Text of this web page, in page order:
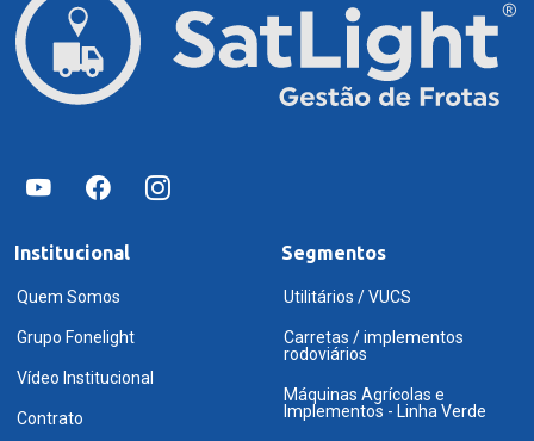
Institucional
Quem Somos
Grupo Fonelight
Vídeo Institucional
Contrato
Segmentos
Utilitários / VUCS
Carretas / implementos
rodoviários
Máquinas Agrícolas e
Implementos - Linha Verde